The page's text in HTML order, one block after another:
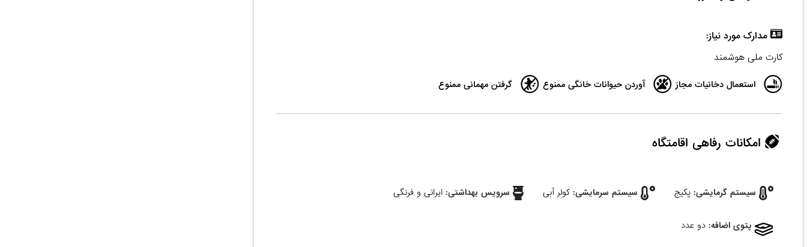
مدارک مورد نیاز:
کارت ملی هوشمند
استعمال دخانیات مجاز آوردن حیوانات خانگی ممنوع گرفتن مهمانی ممنوع
امکانات رفاهی اقامتگاه
سیستم گرمایشی: پکیج سیستم سرمایشی: کولر آبی سرویس بهداشتی: ایرانی و فرنگی
پتوی اضافه: دو عدد